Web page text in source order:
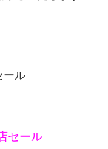
ール
セール